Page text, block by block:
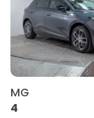
MG
4